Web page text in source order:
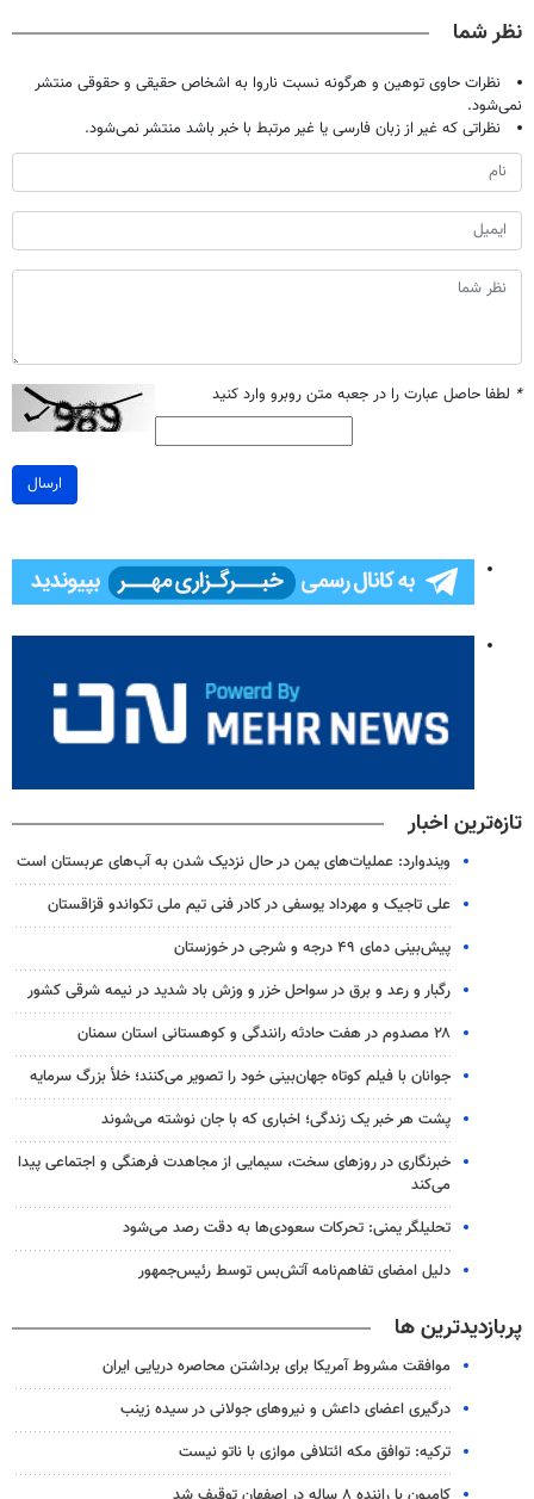
نظر شما
نظرات حاوی توهین و هرگونه نسبت ناروا به اشخاص حقیقی و حقوقی منتشر
نمی‌شود.
نظراتی که غیر از زبان فارسی یا غیر مرتبط با خبر باشد منتشر نمی‌شود.
* لطفا حاصل عبارت را در جعبه متن روبرو وارد کنید
ارسال
تازه‌ترین اخبار
ویندوارد: عملیات‌های یمن در حال نزدیک شدن به آب‌های عربستان است
علی تاجیک و مهرداد یوسفی در کادر فنی تیم ملی تکواندو قزاقستان
پیش‌بینی دمای ۴۹ درجه و شرجی در خوزستان
رگبار و رعد و برق در سواحل خزر و وزش باد شدید در نیمه شرقی کشور
۲۸ مصدوم در هفت حادثه رانندگی و کوهستانی استان سمنان
جوانان با فیلم کوتاه جهان‌بینی خود را تصویر می‌کنند؛ خلأ بزرگ سرمایه
پشت هر خبر یک زندگی؛ اخباری که با جان نوشته می‌شوند
خبرنگاری در روزهای سخت، سیمایی از مجاهدت فرهنگی و اجتماعی پیدا
می‌کند
تحلیلگر یمنی: تحرکات سعودی‌ها به دقت رصد می‌شود
دلیل امضای تفاهم‌نامه آتش‌بس توسط رئیس‌جمهور
پربازدیدترین ها
موافقت مشروط آمریکا برای برداشتن محاصره دریایی ایران
درگیری اعضای داعش و نیروهای جولانی در سیده زینب
ترکیه: توافق مکه ائتلافی موازی با ناتو نیست